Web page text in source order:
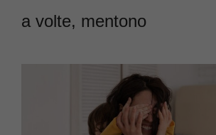
a volte, mentono